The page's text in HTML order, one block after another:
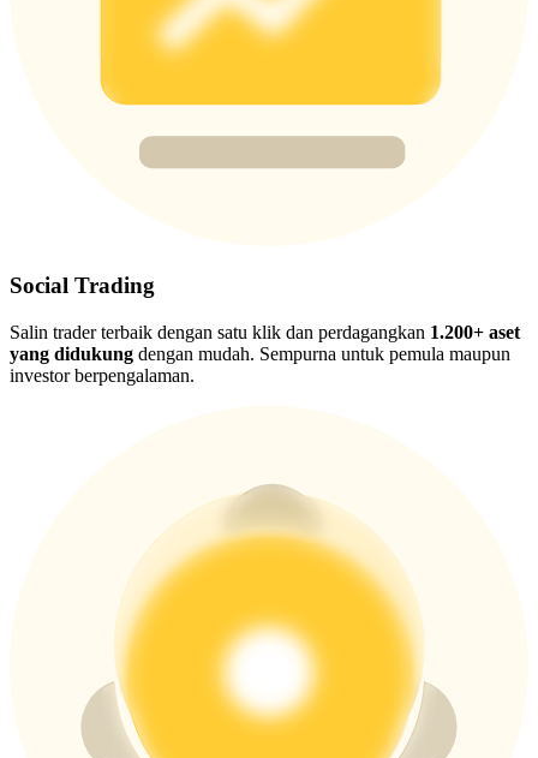
Precious Metals Trading Carnival
Trade Gold & Silver · 33,333 USDT Bonus
USDT New User Exclusive 10% APR
New Listing Futures Fest
Trade New Futures, Win 200,000 USDT
Lebih Banyak Acara
Social Trading
Salin trader terbaik dengan satu klik dan perdagangkan 1.200+ aset
yang didukung dengan mudah. Sempurna untuk pemula maupun
investor berpengalaman.